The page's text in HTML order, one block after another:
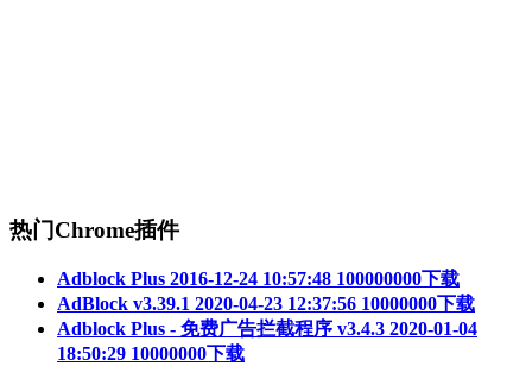
热门Chrome插件
Adblock Plus 2016-12-24 10:57:48 100000000下载
AdBlock v3.39.1 2020-04-23 12:37:56 10000000下载
Adblock Plus - 免费广告拦截程序 v3.4.3 2020-01-04
18:50:29 10000000下载